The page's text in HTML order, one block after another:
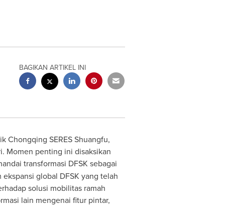
BAGIKAN ARTIKEL INI
Chongqing SERES Shuangfu,
Momen penting ini disaksikan
transformasi DFSK sebagai
global DFSK yang telah
solusi mobilitas ramah
lain mengenai fitur pintar,